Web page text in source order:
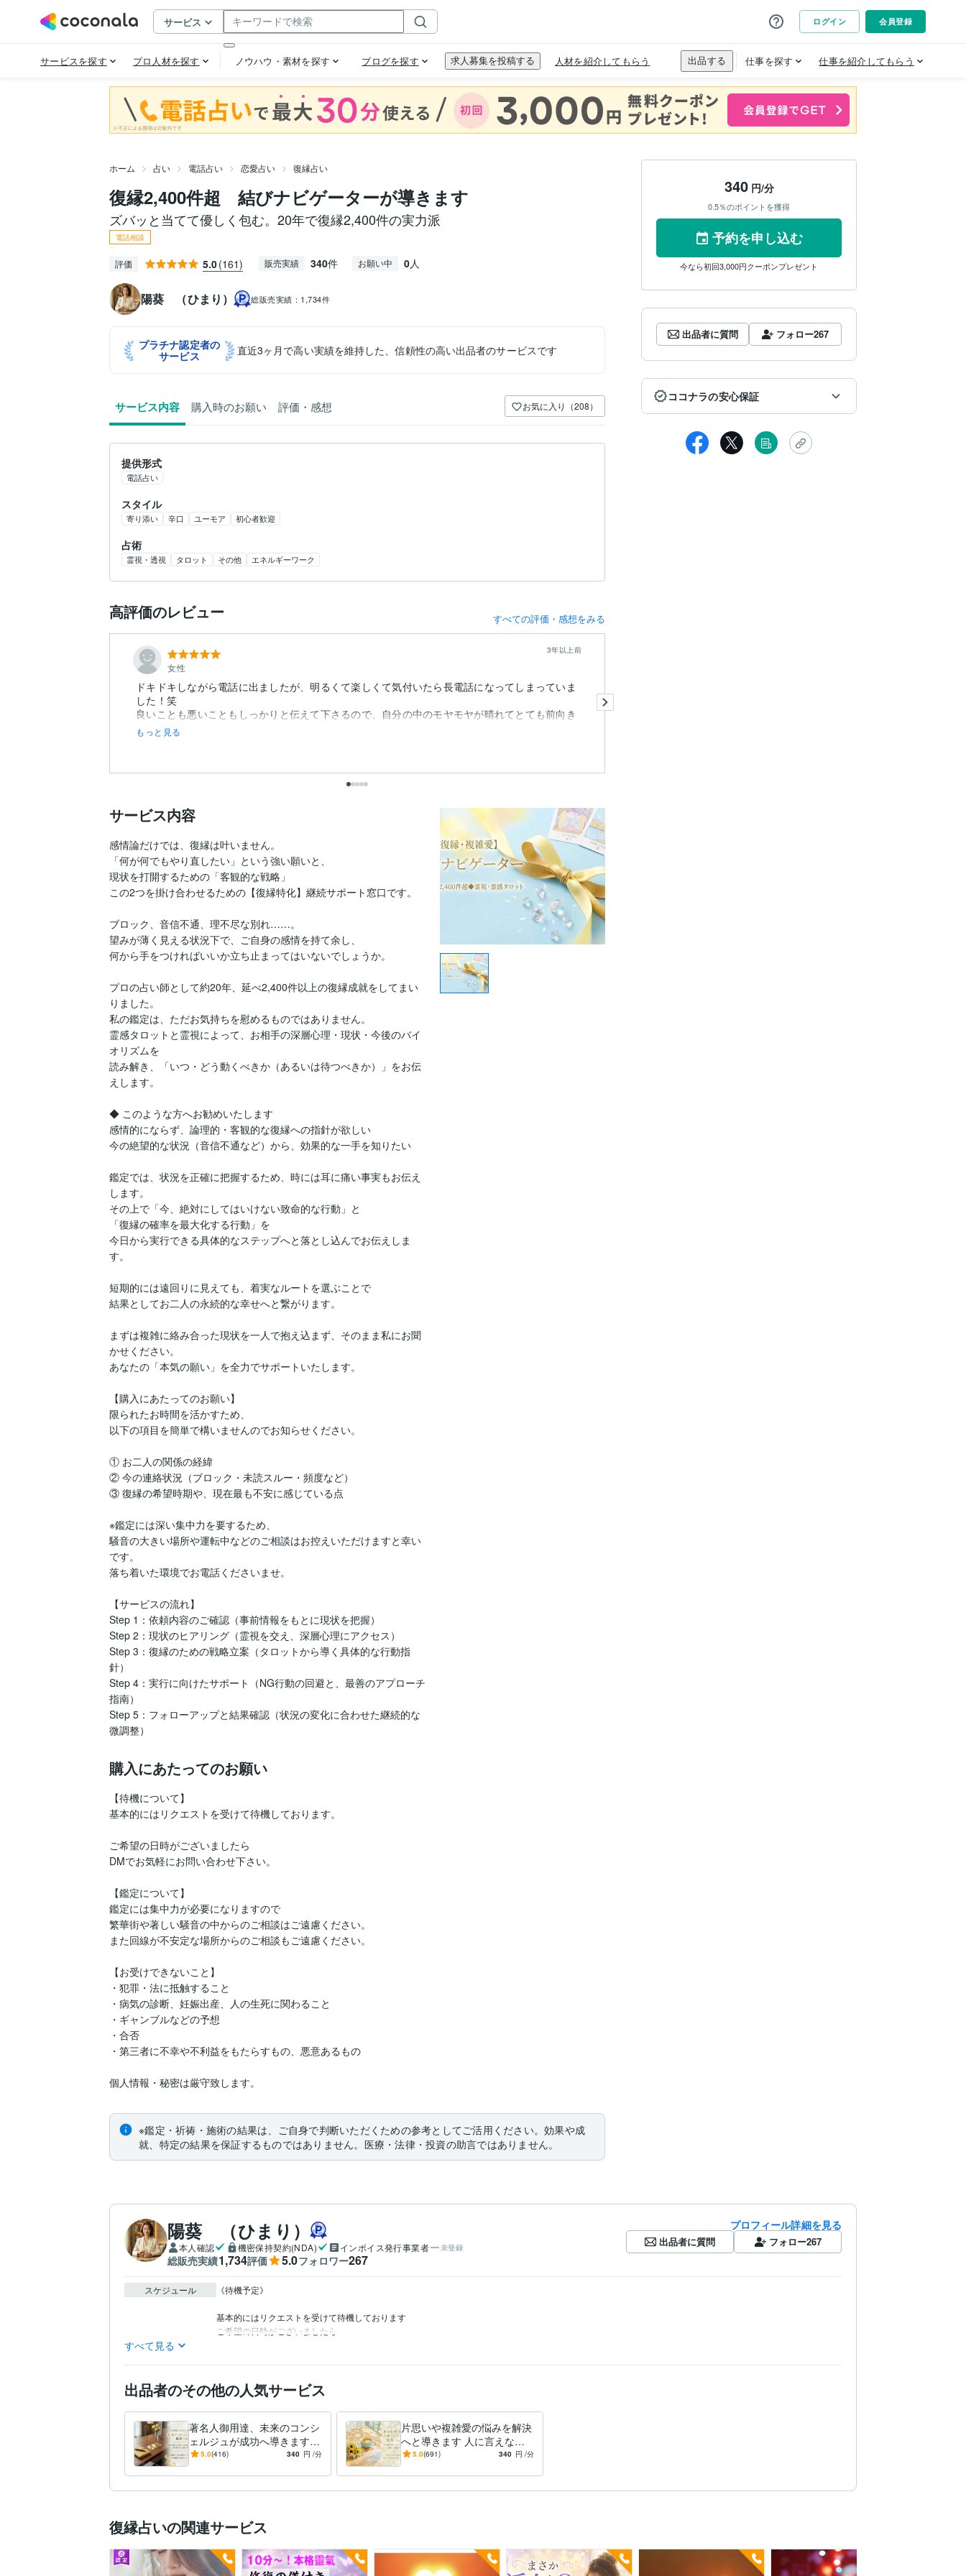
ホーム 占い 電話占い 恋愛占い 復縁占い
復縁2,400件超 結びナビゲーターが導きます
ズバッと当てて優しく包む。20年で復縁2,400件の実力派
電話相談
評価 5.0(161) 販売実績 340件 お願い中 0人
陽葵 （ひまり） 総販売実績： 1,734件
プラチナ認定者の
サービス
直近3ヶ月で高い実績を維持した、信頼性の高い出品者のサービスです
サービス内容 購入時のお願い 評価・感想 お気に入り（208）
提供形式
電話占い
スタイル
寄り添い 辛口 ユーモア 初心者歓迎
占術
霊視・透視 タロット その他 エネルギーワーク
高評価のレビュー すべての評価・感想をみる
女性
3年以上前
ドキドキしながら電話に出ましたが、明るくて楽しくて気付いたら長電話になってしまっていま
した！笑
良いことも悪いこともしっかりと伝えて下さるので、自分の中のモヤモヤが晴れてとても前向き
もっと見る
サービス内容
感情論だけでは、復縁は叶いません。
「何が何でもやり直したい」という強い願いと、
現状を打開するための「客観的な戦略」
この2つを掛け合わせるための【復縁特化】継続サポート窓口です。
ブロック、音信不通、理不尽な別れ……。
望みが薄く見える状況下で、ご自身の感情を持て余し、
何から手をつければいいか立ち止まってはいないでしょうか。
プロの占い師として約20年、延べ2,400件以上の復縁成就をしてまい
りました。
私の鑑定は、ただお気持ちを慰めるものではありません。
霊感タロットと霊視によって、お相手の深層心理・現状・今後のバイ
オリズムを
読み解き、「いつ・どう動くべきか（あるいは待つべきか）」をお伝
えします。
◆ このような方へお勧めいたします
感情的にならず、論理的・客観的な復縁への指針が欲しい
今の絶望的な状況（音信不通など）から、効果的な一手を知りたい
鑑定では、状況を正確に把握するため、時には耳に痛い事実もお伝え
します。
その上で「今、絶対にしてはいけない致命的な行動」と
「復縁の確率を最大化する行動」を
今日から実行できる具体的なステップへと落とし込んでお伝えしま
す。
短期的には遠回りに見えても、着実なルートを選ぶことで
結果としてお二人の永続的な幸せへと繋がります。
まずは複雑に絡み合った現状を一人で抱え込まず、そのまま私にお聞
かせください。
あなたの「本気の願い」を全力でサポートいたします。
【購入にあたってのお願い】
限られたお時間を活かすため、
以下の項目を簡単で構いませんのでお知らせください。
① お二人の関係の経緯
② 今の連絡状況（ブロック・未読スルー・頻度など）
③ 復縁の希望時期や、現在最も不安に感じている点
※鑑定には深い集中力を要するため、
騒音の大きい場所や運転中などのご相談はお控えいただけますと幸い
です。
落ち着いた環境でお電話くださいませ。
【サービスの流れ】
Step 1：依頼内容のご確認（事前情報をもとに現状を把握）
Step 2：現状のヒアリング（霊視を交え、深層心理にアクセス）
Step 3：復縁のための戦略立案（タロットから導く具体的な行動指
針）
Step 4：実行に向けたサポート（NG行動の回避と、最善のアプローチ
指南）
Step 5：フォローアップと結果確認（状況の変化に合わせた継続的な
微調整）
購入にあたってのお願い
【待機について】
基本的にはリクエストを受けて待機しております。
ご希望の日時がございましたら
DMでお気軽にお問い合わせ下さい。
【鑑定について】
鑑定には集中力が必要になりますので
繁華街や著しい騒音の中からのご相談はご遠慮ください。
また回線が不安定な場所からのご相談もご遠慮ください。
【お受けできないこと】
・犯罪・法に抵触すること
・病気の診断、妊娠出産、人の生死に関わること
・ギャンブルなどの予想
・合否
・第三者に不幸や不利益をもたらすもの、悪意あるもの
個人情報・秘密は厳守致します。
※鑑定・祈祷・施術の結果は、ご自身で判断いただくための参考としてご活用ください。効果や成
就、特定の結果を保証するものではありません。医療・法律・投資の助言ではありません。
340円/分
0.5％のポイントを獲得
予約を申し込む
今なら初回3,000円クーポンプレゼント
出品者に質問 フォロー267
ココナラの安心保証
陽葵 （ひまり）
本人確認 機密保持契約(NDA) インボイス発行事業者 未登録
総販売実績1,734評価 5.0フォロワー267
プロフィール詳細を見る
出品者に質問 フォロー267
スケジュール 《待機予定》
基本的にはリクエストを受けて待機しております
ご希望の日時がございましたら
すべて見る
出品者のその他の人気サービス
著名人御用達、未来のコンシ
ェルジュが成功へ導きます
職場の悩みから経営の孤独ま
5.0(416) 340 円 /分
片思いや複雑愛の悩みを解決
へと導きます 人に言えない
恋の不安を安心に。愛される
5.0(691) 340 円 /分
復縁占いの関連サービス